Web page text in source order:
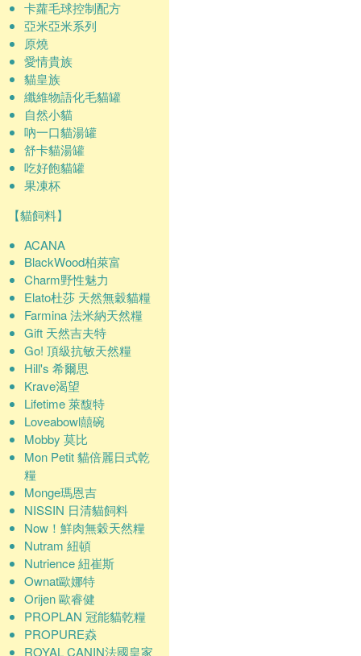
卡蘿毛球控制配方
亞米亞米系列
原燒
愛情貴族
貓皇族
纖維物語化毛貓罐
自然小貓
吶一口貓湯罐
舒卡貓湯罐
吃好飽貓罐
果凍杯
【貓飼料】
ACANA
BlackWood柏萊富
Charm野性魅力
Elato杜莎 天然無穀貓糧
Farmina 法米納天然糧
Gift 天然吉夫特
Go! 頂級抗敏天然糧
Hill's 希爾思
Krave渴望
Lifetime 萊馥特
Loveabowl囍碗
Mobby 莫比
Mon Petit 貓倍麗日式乾
糧
Monge瑪恩吉
NISSIN 日清貓飼料
Now！鮮肉無穀天然糧
Nutram 紐頓
Nutrience 紐崔斯
Ownat歐娜特
Orijen 歐睿健
PROPLAN 冠能貓乾糧
PROPURE猋
ROYAL CANIN法國皇家